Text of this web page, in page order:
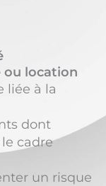
ou location
liée à la
dont
le cadre
un risque